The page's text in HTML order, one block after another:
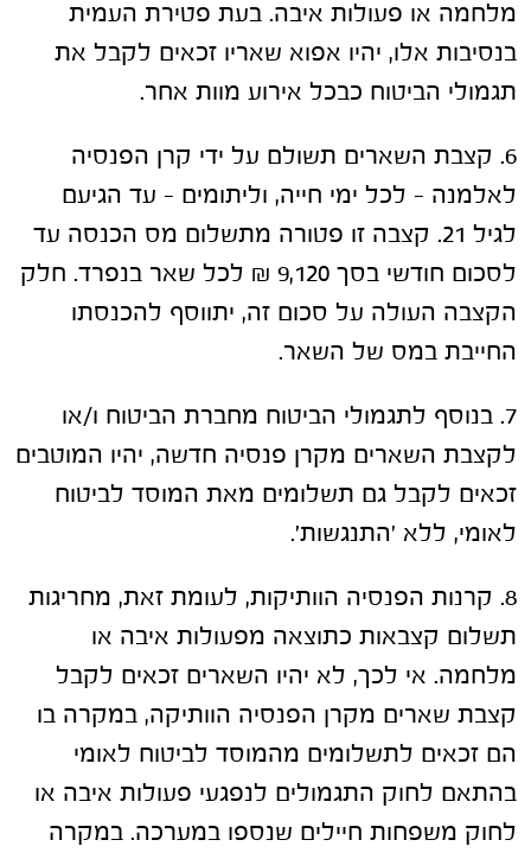
מלחמה או פעולות איבה. בעת פטירת העמית
בנסיבות אלו, יהיו אפוא שאריו זכאים לקבל את
תגמולי הביטוח כבכל אירוע מוות אחר.
6. קצבת השארים תשולם על ידי קרן הפנסיה
לאלמנה – לכל ימי חייה, וליתומים – עד הגיעם
לגיל 21. קצבה זו פטורה מתשלום מס הכנסה עד
לסכום חודשי בסך 9,120 ₪ לכל שאר בנפרד. חלק
הקצבה העולה על סכום זה, יתווסף להכנסתו
החייבת במס של השאר.
7. בנוסף לתגמולי הביטוח מחברת הביטוח ו/או
לקצבת השארים מקרן פנסיה חדשה, יהיו המוטבים
זכאים לקבל גם תשלומים מאת המוסד לביטוח
לאומי, ללא 'התנגשות'.
8. קרנות הפנסיה הוותיקות, לעומת זאת, מחריגות
תשלום קצבאות כתוצאה מפעולות איבה או
מלחמה. אי לכך, לא יהיו השארים זכאים לקבל
קצבת שארים מקרן הפנסיה הוותיקה, במקרה בו
הם זכאים לתשלומים מהמוסד לביטוח לאומי
בהתאם לחוק התגמולים לנפגעי פעולות איבה או
לחוק משפחות חיילים שנספו במערכה. במקרה